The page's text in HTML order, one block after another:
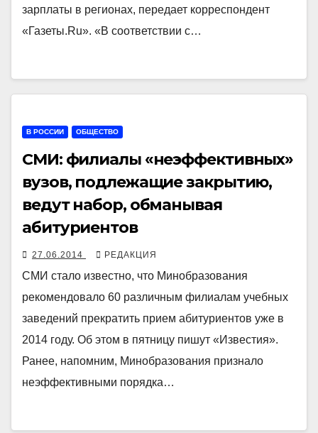
зарплаты в регионах, передает корреспондент
«Газеты.Ru». «В соответствии с…
В РОССИИ ОБЩЕСТВО
СМИ: филиалы «неэффективных»
вузов, подлежащие закрытию,
ведут набор, обманывая
абитуриентов
27.06.2014 РЕДАКЦИЯ
СМИ стало известно, что Минобразования
рекомендовало 60 различным филиалам учебных
заведений прекратить прием абитуриентов уже в
2014 году. Об этом в пятницу пишут «Известия».
Ранее, напомним, Минобразования признало
неэффективными порядка…